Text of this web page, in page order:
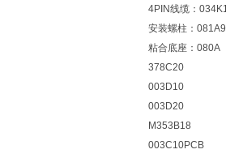
4PIN线缆：
安装螺柱：
粘合底座：080A
378C20
003D10
003D20
M353B18
003C10PCB